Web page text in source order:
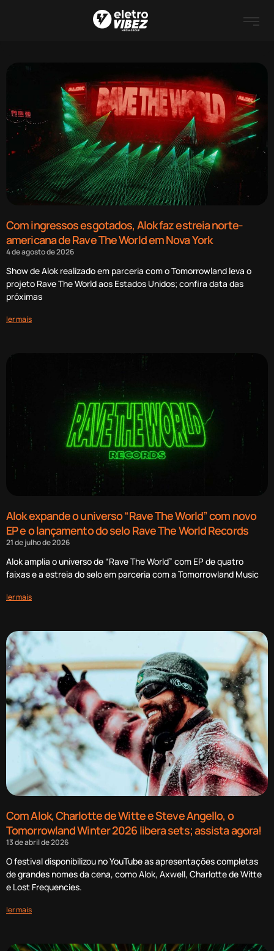
Com ingressos esgotados, Alok faz estreia norte-
americana de Rave The World em Nova York
4 de agosto de 2026
Show de Alok realizado em parceria com o Tomorrowland leva o
projeto Rave The World aos Estados Unidos; confira data das
próximas
ler mais
Alok expande o universo “Rave The World” com novo
EP e o lançamento do selo Rave The World Records
21 de julho de 2026
Alok amplia o universo de “Rave The World” com EP de quatro
faixas e a estreia do selo em parceria com a Tomorrowland Music
ler mais
Com Alok, Charlotte de Witte e Steve Angello, o
Tomorrowland Winter 2026 libera sets; assista agora!
13 de abril de 2026
O festival disponibilizou no YouTube as apresentações completas
de grandes nomes da cena, como Alok, Axwell, Charlotte de Witte
e Lost Frequencies.
ler mais